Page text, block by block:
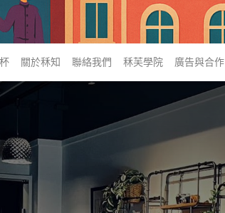
關於秝知 聯絡我們 秝芙學院 廣告與合作